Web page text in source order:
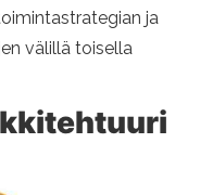
ja
välillä toisella